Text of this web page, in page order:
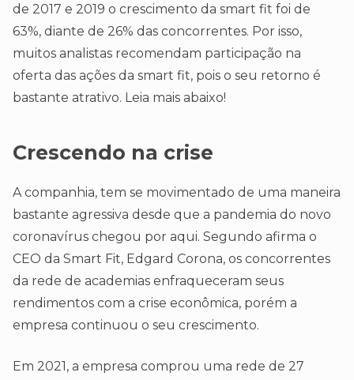
de 2017 e 2019 o crescimento da smart fit foi de
63%, diante de 26% das concorrentes. Por isso,
muitos analistas recomendam participação na
oferta das ações da smart fit, pois o seu retorno é
bastante atrativo. Leia mais abaixo!
Crescendo na crise
A companhia, tem se movimentado de uma maneira
bastante agressiva desde que a pandemia do novo
coronavírus chegou por aqui. Segundo afirma o
CEO da Smart Fit, Edgard Corona, os concorrentes
da rede de academias enfraqueceram seus
rendimentos com a crise econômica, porém a
empresa continuou o seu crescimento.
Em 2021, a empresa comprou uma rede de 27